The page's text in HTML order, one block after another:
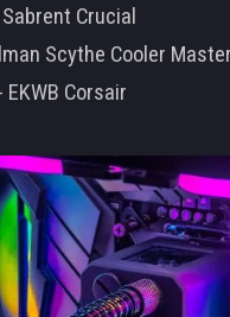
Crucial
Scythe Cooler Master
EKWB Corsair